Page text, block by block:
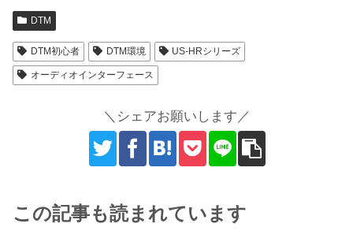
DTM
DTM初心者 DTM環境 US-HRシリーズ
オーディオインターフェース
＼シェアお願いします／
この記事も読まれています